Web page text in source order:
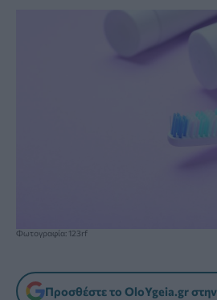
Φωτογραφία: 123rf
Προσθέστε το OloYgeia.gr